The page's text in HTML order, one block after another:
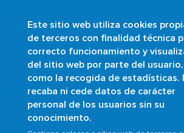
Este sitio web utiliza cookies
de terceros con finalidad técnica
correcto funcionamiento y
del sitio web por parte del
como la recogida de estadísticas.
recaba ni cede datos de carácter
personal de los usuarios sin su
conocimiento.
Pasar
al
contenido
principal
Sobrescribir
enlaces
de
Inicio ¿Quiénes somos?